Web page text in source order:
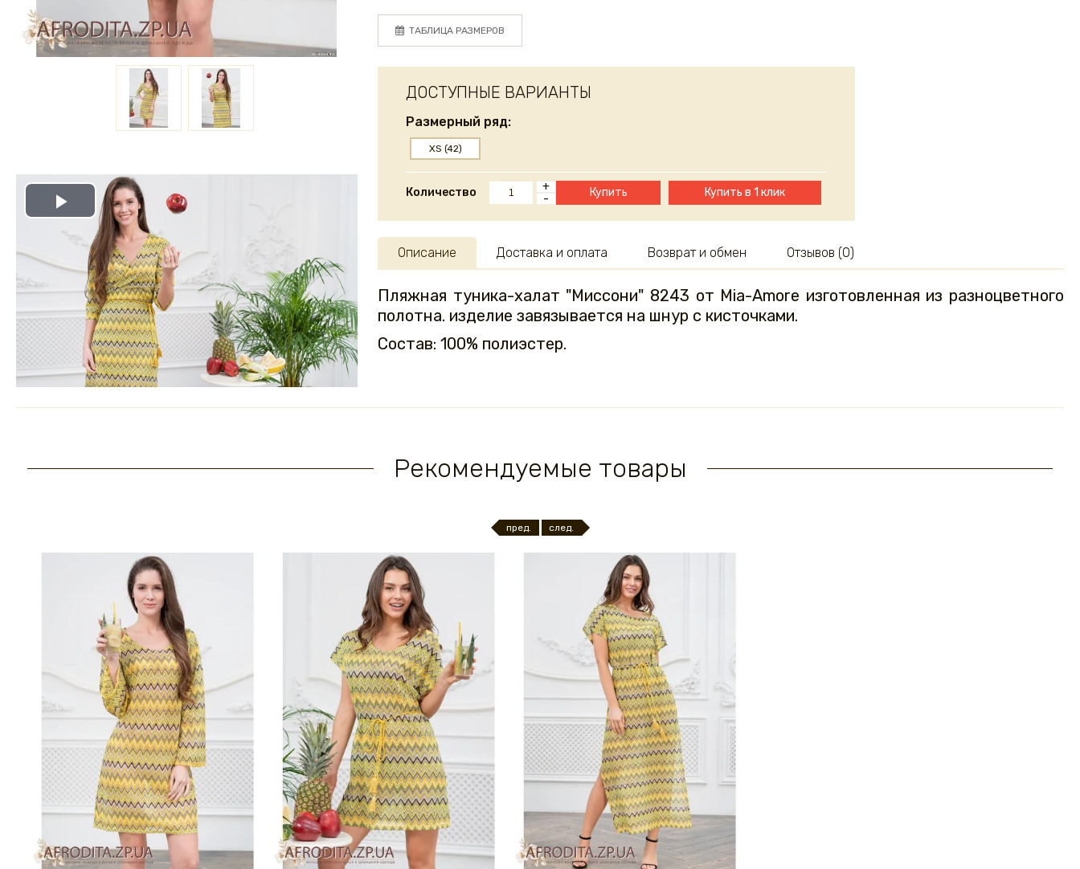
Play
Video
ТАБЛИЦА РАЗМЕРОВ
ДОСТУПНЫЕ ВАРИАНТЫ
Размерный ряд:
XS (42)
Количество
+
-
Купить Купить в 1 клик
Описание
Пляжная туника-халат "Миссони" 8243 от Mia-Amore изготовленная из разноцветного
полотна. изделие завязывается на шнур с кисточками.
Состав: 100% полиэстер.
Доставка и оплата Возврат и обмен Отзывов (0)
Рекомендуемые товары
пред. след.